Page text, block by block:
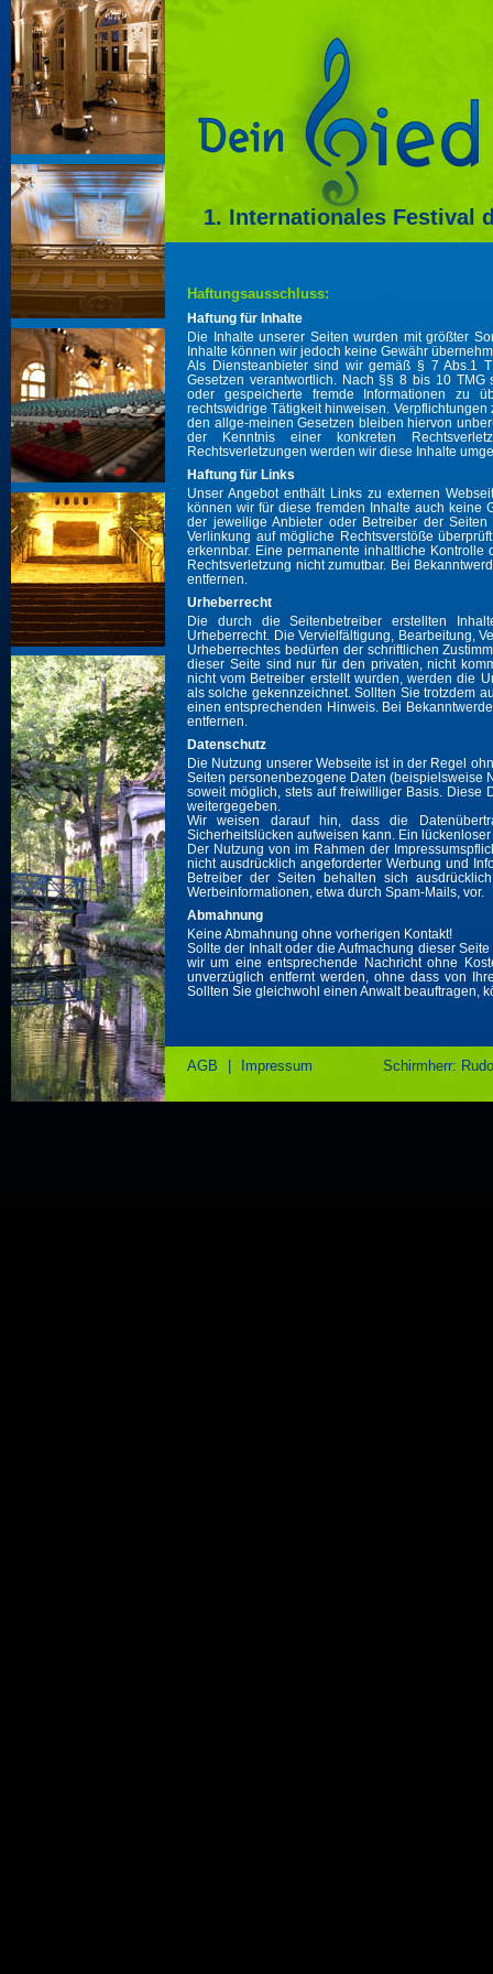
1. Internationales Festival
Haftungsausschluss:
Haftung für Inhalte
Die Inhalte unserer Seiten wurden mit größter
Inhalte können wir jedoch keine Gewähr
Als Diensteanbieter sind wir gemäß § 7 Abs.1
Gesetzen verantwortlich. Nach §§ 8 bis 10
oder gespeicherte fremde Informationen zu
rechtswidrige Tätigkeit hinweisen.
den allge-meinen Gesetzen bleiben hiervon
der Kenntnis einer konkreten
Rechtsverletzungen werden wir diese Inhalte
Haftung für Links
Unser Angebot enthält Links zu externen
können wir für diese fremden Inhalte auch keine
der jeweilige Anbieter oder Betreiber der
Verlinkung auf mögliche Rechtsverstöße
erkennbar. Eine permanente inhaltliche
Rechtsverletzung nicht zumutbar. Bei
entfernen.
Urheberrecht
Die durch die Seitenbetreiber erstellten
Urheberrecht. Die Vervielfältigung, Bearbeitung,
Urheberrechtes bedürfen der schriftlichen
dieser Seite sind nur für den privaten, nicht
nicht vom Betreiber erstellt wurden, werden die
als solche gekennzeichnet. Sollten Sie trotzdem
einen entsprechenden Hinweis. Bei
entfernen.
Datenschutz
Die Nutzung unserer Webseite ist in der Regel
Seiten personenbezogene Daten (beispielsweise
soweit möglich, stets auf freiwilliger Basis. Diese
weitergegeben.
Wir weisen darauf hin, dass die
Sicherheitslücken aufweisen kann. Ein
Der Nutzung von im Rahmen der
nicht ausdrücklich angeforderter Werbung und
Betreiber der Seiten behalten sich
Werbeinformationen, etwa durch Spam-Mails, vor.
Abmahnung
Keine Abmahnung ohne vorherigen Kontakt!
Sollte der Inhalt oder die Aufmachung dieser
wir um eine entsprechende Nachricht ohne
unverzüglich entfernt werden, ohne dass von
Sollten Sie gleichwohl einen Anwalt beauftragen,
AGB Impressum Schirmherr: